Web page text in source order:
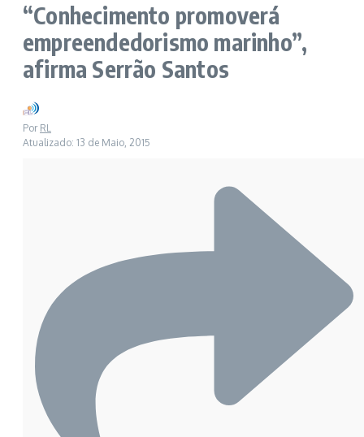
“Conhecimento promoverá
empreendedorismo marinho”,
afirma Serrão Santos
Por RL
Atualizado: 13 de Maio, 2015